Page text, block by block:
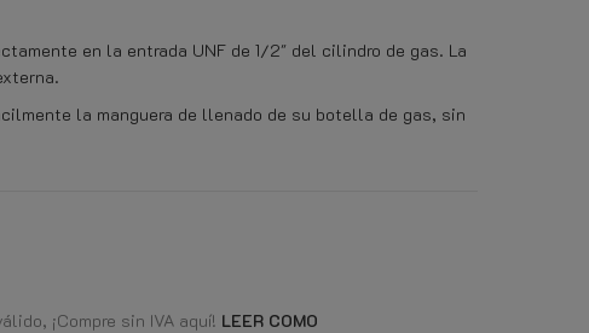
en la entrada UNF de 1/2" del cilindro de gas. La
la manguera de llenado de su botella de gas, sin
¡Compre sin IVA aquí! LEER COMO